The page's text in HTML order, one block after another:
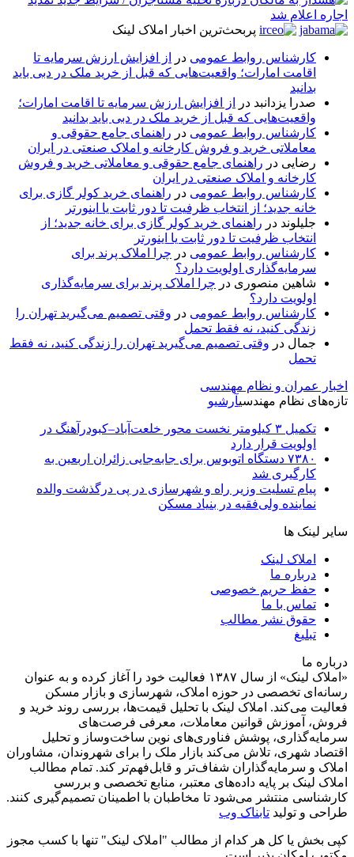
پربحث‌ترین اخبار املاک لینک
کارشناس روابط عمومی در
از افزایش ارزش سرمایه تا
اقامت امارات؛ واقعیت‌هایی که قبل از خرید ملک در دبی باید
بدانید
صدرا یزدانبد در
از افزایش ارزش سرمایه تا اقامت امارات؛
واقعیت‌هایی که قبل از خرید ملک در دبی باید بدانید
کارشناس روابط عمومی در راهنمای جامع حقوقی و
معاملاتی خرید و فروش کارخانه و املاک صنعتی در ایران
رضایی در راهنمای جامع حقوقی و معاملاتی خرید و فروش
کارخانه و املاک صنعتی در ایران
کارشناس روابط عمومی در راهنمای خرید کولر گازی برای
خانه جدید؛ از انتخاب ظرفیت تا دور ثابت یا اینورتر
جلیلوند در راهنمای خرید کولر گازی برای خانه جدید؛ از
انتخاب ظرفیت تا دور ثابت یا اینورتر
کارشناس روابط عمومی در چرا املاک پرند برای
سرمایه‌گذاری اولویت دارد؟
شاهین منصوری در چرا املاک پرند برای سرمایه‌گذاری
اولویت دارد؟
کارشناس روابط عمومی در وقتی تصمیم می‌گیرید تهران را
زندگی کنید، نه فقط تحمل
جمال در وقتی تصمیم می‌گیرید تهران را زندگی کنید، نه فقط
تحمل
اخبار عمران و نظام مهندسی
تازه‌های نظام مهندسیآرشیو
تکمیل ۳ کیلومتر نخست محور خلعت‌آباد–کبودرآهنگ در
اولویت قرار دارد
۷۳۸۰ دستگاه اتوبوس برای جابه‌جایی زائران اربعین به‌
کارگیری شد
پیام تسلیت وزیر راه و شهرسازی در پی درگذشت والده
نماینده ولی‌فقیه در بنیاد مسکن
سایر لینک ها
املاک لینک
درباره ما
حفظ حریم خصوصی
تماس با ما
حقوق نشر مطالب
تبلیغ
درباره ما
«املاک لینک» از سال ۱۳۸۷ فعالیت خود را آغاز کرده و به عنوان
رسانه‌ای تخصصی در حوزه املاک، شهرسازی و بازار مسکن
فعالیت می‌کند. املاک لینک با تحلیل قیمت‌ها، بررسی روند خرید و
فروش، آموزش قوانین معاملات، معرفی فرصت‌های
سرمایه‌گذاری، پوشش فناوری‌های نوین ساخت‌وساز و تحلیل
اقتصاد شهری، تلاش می‌کند بازار ملک را برای شهروندان، مشاوران
املاک و سرمایه‌گذاران شفاف‌تر و قابل‌فهم‌تر کند. تمام مطالب
املاک لینک بر پایه داده‌های معتبر، منابع تخصصی و بررسی
کارشناسی منتشر می‌شود تا مخاطبان با اطمینان تصمیم‌گیری کنند.
طراحی و تولید تابناک وب
کپی بخش یا کل هر کدام از مطالب "املاک لینک" تنها با کسب مجوز